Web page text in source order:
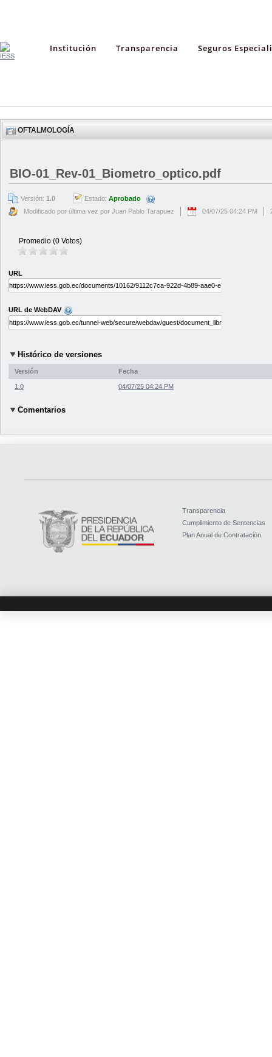
Institución Transparencia Seguros
OFTALMOLOGÍA
BIO-01_Rev-01_Biometro_optico.pdf
Versión: 1.0 Estado: Aprobado
Modificado por última vez por Juan Pablo Tarapuez
04/07/25 04:24 PM
Promedio (0 Votos)
URL
URL de WebDAV
Histórico de versiones
Versión Fecha
1.0 04/07/25 04:24 PM
Comentarios
Transparencia
Cumplimiento de Sentencias
Plan Anual de Contratación